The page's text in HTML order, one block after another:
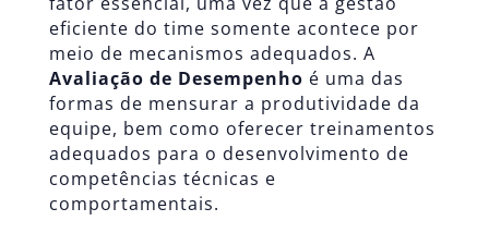
eficiente do time somente acontece por
meio de mecanismos adequados. A
Avaliação de Desempenho é uma das
formas de mensurar a produtividade da
equipe, bem como oferecer treinamentos
adequados para o desenvolvimento de
competências técnicas e
comportamentais.